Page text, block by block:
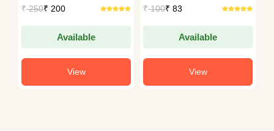
₹250₹ 200
Available
View
₹100₹ 83
Available
View